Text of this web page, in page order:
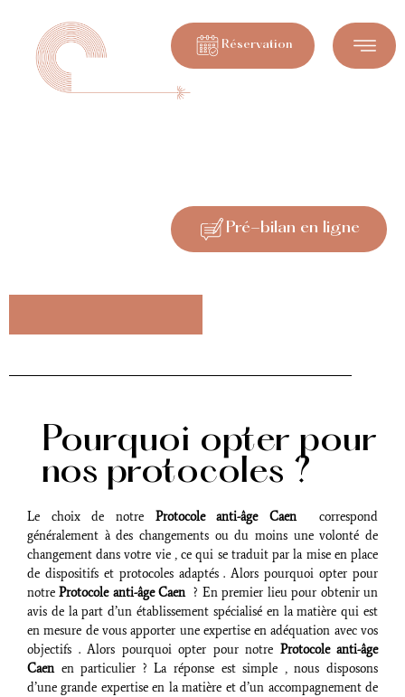
Réservation
Pré-bilan en ligne
Pourquoi opter pour
nos protocoles ?
Le choix de notre Protocole anti-âge Caencorrespond
généralement à des changements ou du moins une volonté de
changement dans votre vie , ce qui se traduit par la mise en place
de dispositifs et protocoles adaptés . Alors pourquoi opter pour
notreProtocole anti-âge Caen? En premier lieu pour obtenir un
avis de la part d’un établissement spécialisé en la matière qui est
en mesure de vous apporter une expertise en adéquation avec vos
objectifs . Alors pourquoi opter pour notre Protocole anti-âge
Caenen particulier ? La réponse est simple , nous disposons
d’une grande expertise en la matière et d’un accompagnement de